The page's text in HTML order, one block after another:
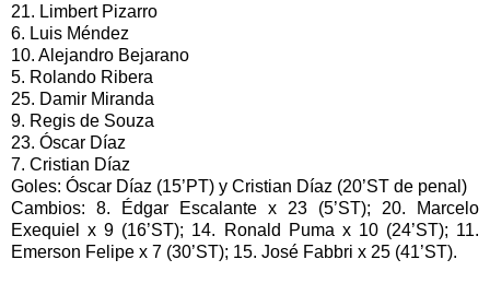
21. Limbert Pizarro
6. Luis Méndez
10. Alejandro Bejarano
5. Rolando Ribera
25. Damir Miranda
9. Regis de Souza
23. Óscar Díaz
7. Cristian Díaz
Goles: Óscar Díaz (15’PT) y Cristian Díaz (20’ST de penal)
Cambios: 8. Édgar Escalante x 23 (5’ST); 20. Marcelo
Exequiel x 9 (16’ST); 14. Ronald Puma x 10 (24’ST); 11.
Emerson Felipe x 7 (30’ST); 15. José Fabbri x 25 (41’ST).